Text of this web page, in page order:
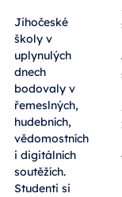
Jihočeské
školy v
uplynulých
dnech
bodovaly v
řemeslných,
hudebních,
vědomostních
i digitálních
soutěžích.
Studenti si